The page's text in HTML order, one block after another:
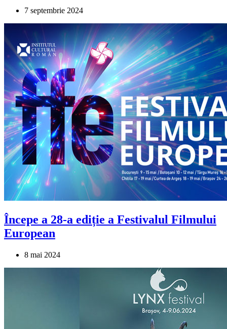
7 septembrie 2024
Începe a 28-a ediție a Festivalul Filmului
European
8 mai 2024